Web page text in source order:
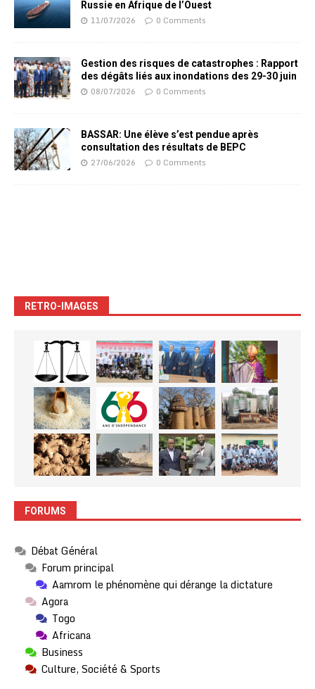
Russie en Afrique de l’Ouest
11/07/2026 0 Comments
Gestion des risques de catastrophes : Rapport
des dégâts liés aux inondations des 29-30 juin
08/07/2026 0 Comments
BASSAR: Une élève s’est pendue après
consultation des résultats de BEPC
27/06/2026 0 Comments
RETRO-IMAGES
FORUMS
Débat Général
Forum principal
Aamrom le phénomène qui dérange la dictature
Agora
Togo
Africana
Business
Culture, Société & Sports